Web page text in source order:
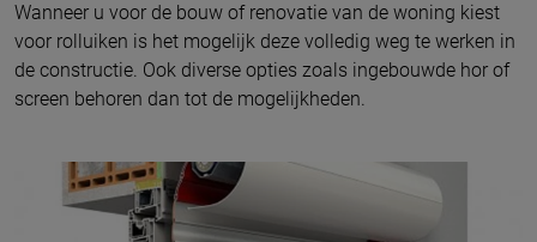
Wanneer u voor de bouw of renovatie van de woning kiest
voor rolluiken is het mogelijk deze volledig weg te werken in
de constructie. Ook diverse opties zoals ingebouwde hor of
screen behoren dan tot de mogelijkheden.